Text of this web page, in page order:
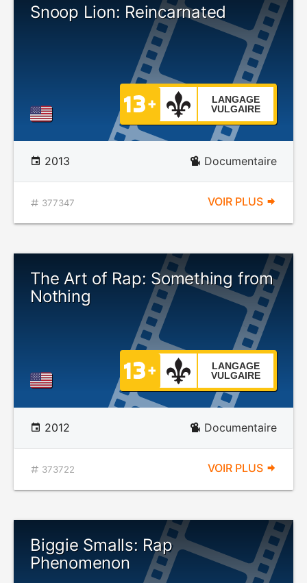
Snoop Lion: Reincarnated
LANGAGE
VULGAIRE
2013 Documentaire
377347 VOIR PLUS
The Art of Rap: Something from
Nothing
LANGAGE
VULGAIRE
2012 Documentaire
373722 VOIR PLUS
Biggie Smalls: Rap
Phenomenon